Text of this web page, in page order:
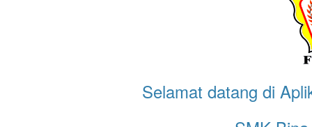
Selamat datang di